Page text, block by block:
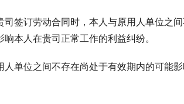
司签订劳动合同时，本人与原用人单位之
本人在贵司正常工作的利益纠纷。
人单位之间不存在尚处于有效期内的可能